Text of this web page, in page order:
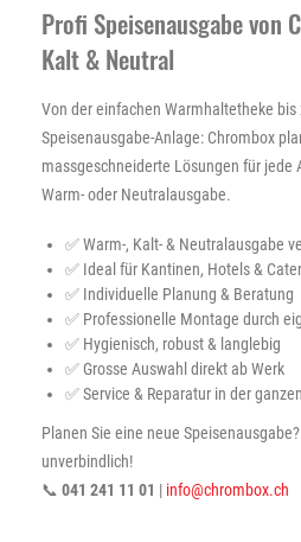
Profi Speisenausgabe von
Kalt & Neutral
Von der einfachen Warmhaltetheke
Speisenausgabe-Anlage: Chrombox
massgeschneiderte Lösungen für jede
Warm- oder Neutralausgabe.
✅ Warm-, Kalt- & Neutralausgabe
✅ Ideal für Kantinen, Hotels &
✅ Individuelle Planung & Beratung
✅ Professionelle Montage durch
✅ Hygienisch, robust & langlebig
✅ Grosse Auswahl direkt ab Werk
✅ Service & Reparatur in der
Planen Sie eine neue
unverbindlich!
📞 041 241 11 01 | info@chrombox.ch